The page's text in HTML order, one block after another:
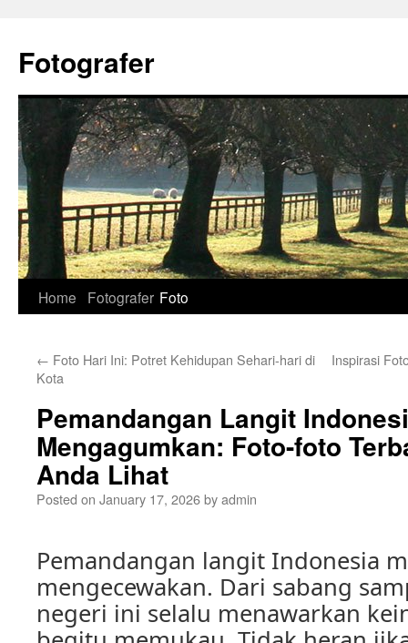
content
Fotografer
Home Fotografer Foto
← Foto Hari Ini: Potret Kehidupan Sehari-hari di
Kota
Inspirasi
Pemandangan Langit
Mengagumkan: Foto-foto
Anda Lihat
Posted on January 17, 2026byadmin
Pemandangan langit Indonesia
mengecewakan. Dari sabang
negeri ini selalu menawarkan